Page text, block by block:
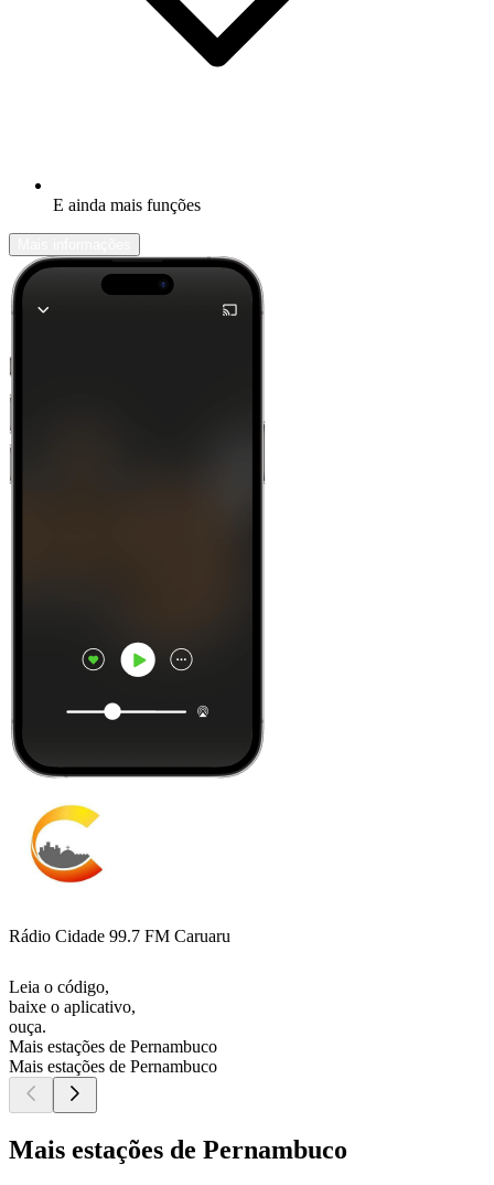
E ainda mais funções
Rádio Cidade 99.7 FM Caruaru
Leia o código,
baixe o aplicativo,
ouça.
Mais estações de Pernambuco
Mais estações de Pernambuco
Mais estações de Pernambuco